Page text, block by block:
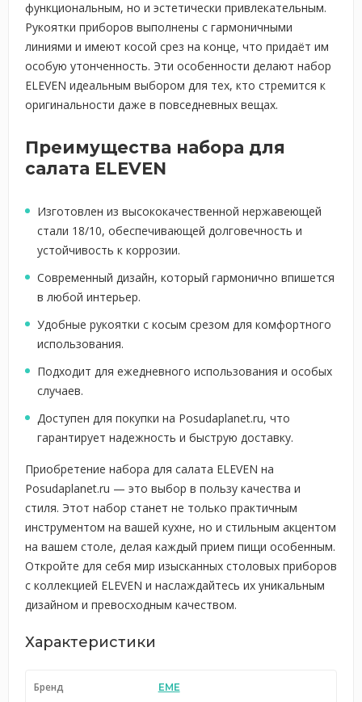
функциональным, но и эстетически привлекательным.
Рукоятки приборов выполнены с гармоничными
линиями и имеют косой срез на конце, что придаёт им
особую утонченность. Эти особенности делают набор
ELEVEN идеальным выбором для тех, кто стремится к
оригинальности даже в повседневных вещах.
Преимущества набора для
салата ELEVEN
Изготовлен из высококачественной нержавеющей
стали 18/10, обеспечивающей долговечность и
устойчивость к коррозии.
Современный дизайн, который гармонично впишется
в любой интерьер.
Удобные рукоятки с косым срезом для комфортного
использования.
Подходит для ежедневного использования и особых
случаев.
Доступен для покупки на Posudaplanet.ru, что
гарантирует надежность и быструю доставку.
Приобретение набора для салата ELEVEN на
Posudaplanet.ru — это выбор в пользу качества и
стиля. Этот набор станет не только практичным
инструментом на вашей кухне, но и стильным акцентом
на вашем столе, делая каждый прием пищи особенным.
Откройте для себя мир изысканных столовых приборов
с коллекцией ELEVEN и наслаждайтесь их уникальным
дизайном и превосходным качеством.
Характеристики
Бренд EME